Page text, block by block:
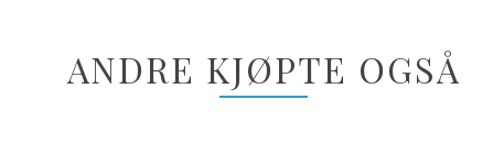
ANDRE KJØPTE OGSÅ